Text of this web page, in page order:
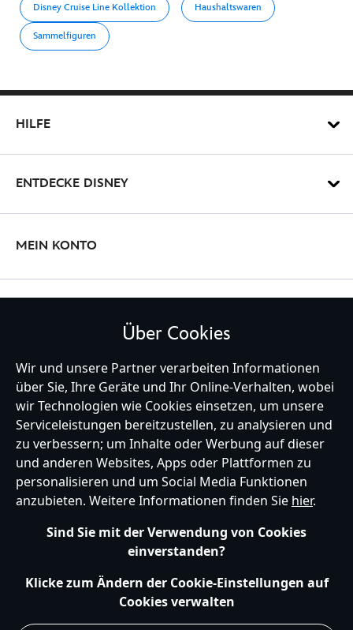
Disney Cruise Line Kollektion Haushaltswaren
Sammelfiguren
HILFE
ENTDECKE DISNEY
MEIN KONTO
Germany
Hilfe Nutzungsbedingungen Datenschutzerklärung
Site Map
Richtlinien für Cookies
EU Datenschutzhinweis
Impressum
Allgemeine Verkaufsbedingungen
Über Cookies
Wir und unsere Partner verarbeiten Informationen
über Sie, Ihre Geräte und Ihr Online-Verhalten, wobei
wir Technologien wie Cookies einsetzen, um unsere
Serviceleistungen bereitzustellen, zu analysieren und
zu verbessern; um Inhalte oder Werbung auf dieser
und anderen Websites, Apps oder Plattformen zu
personalisieren und um Social Media Funktionen
anzubieten. Weitere Informationen finden Sie hier.
Sind Sie mit der Verwendung von Cookies
einverstanden?
Klicke zum Ändern der Cookie-Einstellungen auf
Cookies verwalten